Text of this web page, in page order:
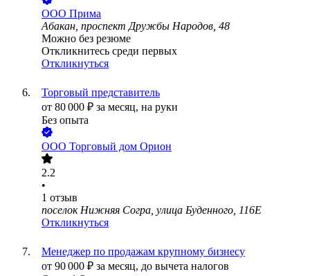
ООО Прима
Абакан, проспект Дружбы Народов, 48
Можно без резюме
Откликнитесь среди первых
Откликнуться
Торговый представитель
от 80 000 ₽ за месяц, на руки
Без опыта
ООО Торговый дом Орион
2.2
•
1 отзыв
поселок Нижняя Согра, улица Буденного, 116Е
Откликнуться
Менеджер по продажам крупному бизнесу
от 90 000 ₽ за месяц, до вычета налогов